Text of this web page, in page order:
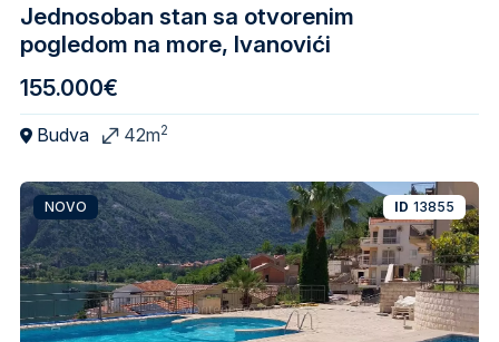
Jednosoban stan sa otvorenim
pogledom na more, Ivanovići
155.000€
Budva 42m2
NOVO ID 13855